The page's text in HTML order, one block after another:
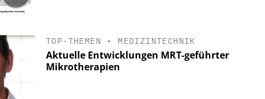
TOP-THEMEN • MEDIZINTECHNIK
Aktuelle Entwicklungen MRT-geführter
Mikrotherapien